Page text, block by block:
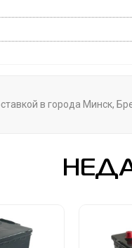
в города Минск,